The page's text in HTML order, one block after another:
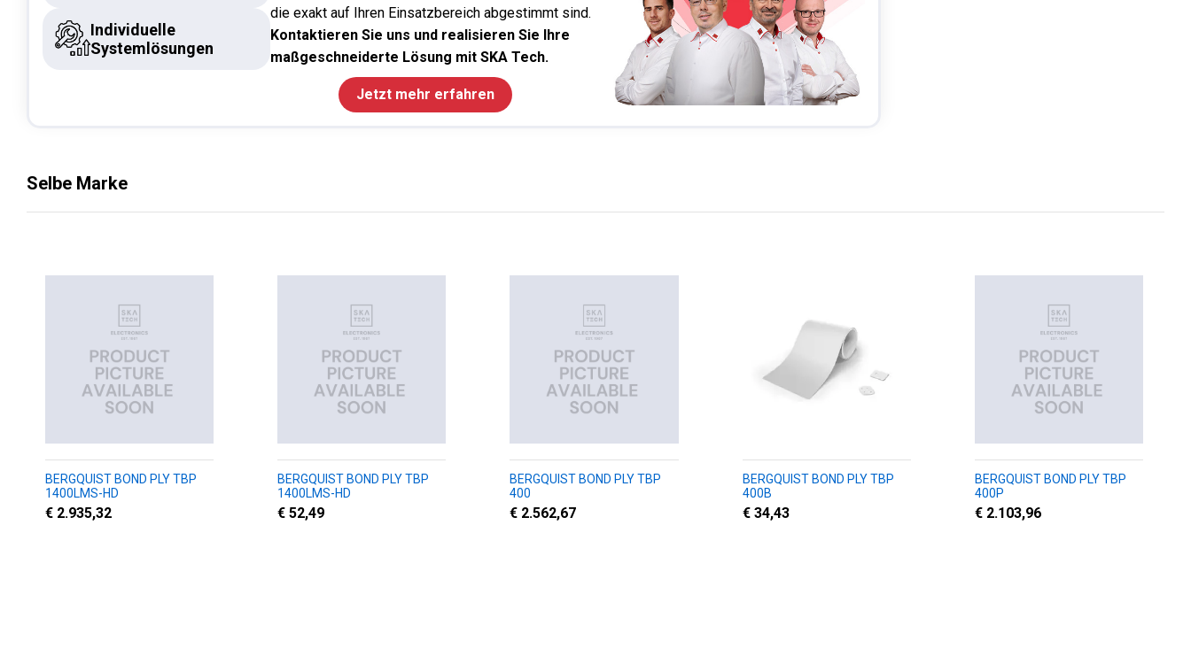
Individuelle
Systemlösungen
die exakt auf Ihren Einsatzbereich abgestimmt sind.
Kontaktieren Sie uns und realisieren Sie Ihre
maßgeschneiderte Lösung mit SKA Tech.
Jetzt mehr erfahren
Selbe Marke
BERGQUIST BOND PLY TBP
1400LMS-HD
€ 2.935,32
BERGQUIST BOND PLY TBP
1400LMS-HD
€ 52,49
BERGQUIST BOND PLY TBP
400
€ 2.562,67
BERGQUIST BOND PLY TBP
400B
€ 34,43
BERGQUIST BOND PLY TBP
400P
€ 2.103,96